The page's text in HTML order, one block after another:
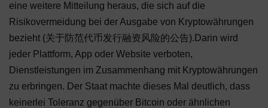
eine weitere Mitteilung heraus, die sich auf die
Risikovermeidung bei der Ausgabe von Kryptowährungen
bezieht (关于防范代币发行融资风险的公告).Darin wird
jeder Plattform, App oder Website verboten,
Dienstleistungen im Zusammenhang mit Kryptowährungen
zu erbringen. Der Staat machte dieses Mal deutlich, dass
keinerlei Toleranz gegenüber Bitcoin oder ähnlichen